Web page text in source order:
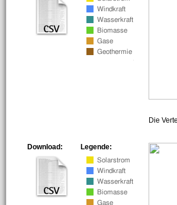
Die
Legende:
Download: